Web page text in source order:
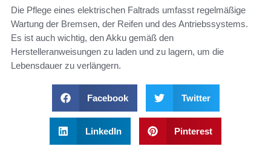
Die Pflege eines elektrischen Faltrads umfasst regelmäßige
Wartung der Bremsen, der Reifen und des Antriebssystems.
Es ist auch wichtig, den Akku gemäß den
Herstelleranweisungen zu laden und zu lagern, um die
Lebensdauer zu verlängern.
Facebook Twitter
LinkedIn Pinterest